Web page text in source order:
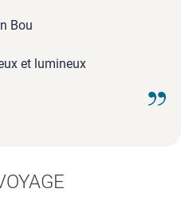
Bou
et lumineux